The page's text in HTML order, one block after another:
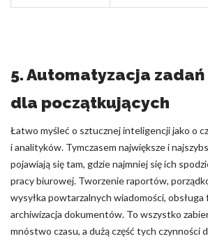
5. Automatyzacja
dla początkujących
Łatwo myśleć o sztucznej inteligencji jako o
i analityków. Tymczasem największe i
pojawiają się tam, gdzie najmniej się ich
pracy biurowej. Tworzenie raportów,
wysyłka powtarzalnych wiadomości, obsługa
archiwizacja dokumentów. To wszystko
mnóstwo czasu, a dużą część tych czynności